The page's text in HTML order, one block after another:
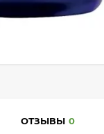
ОТЗЫВЫ 0